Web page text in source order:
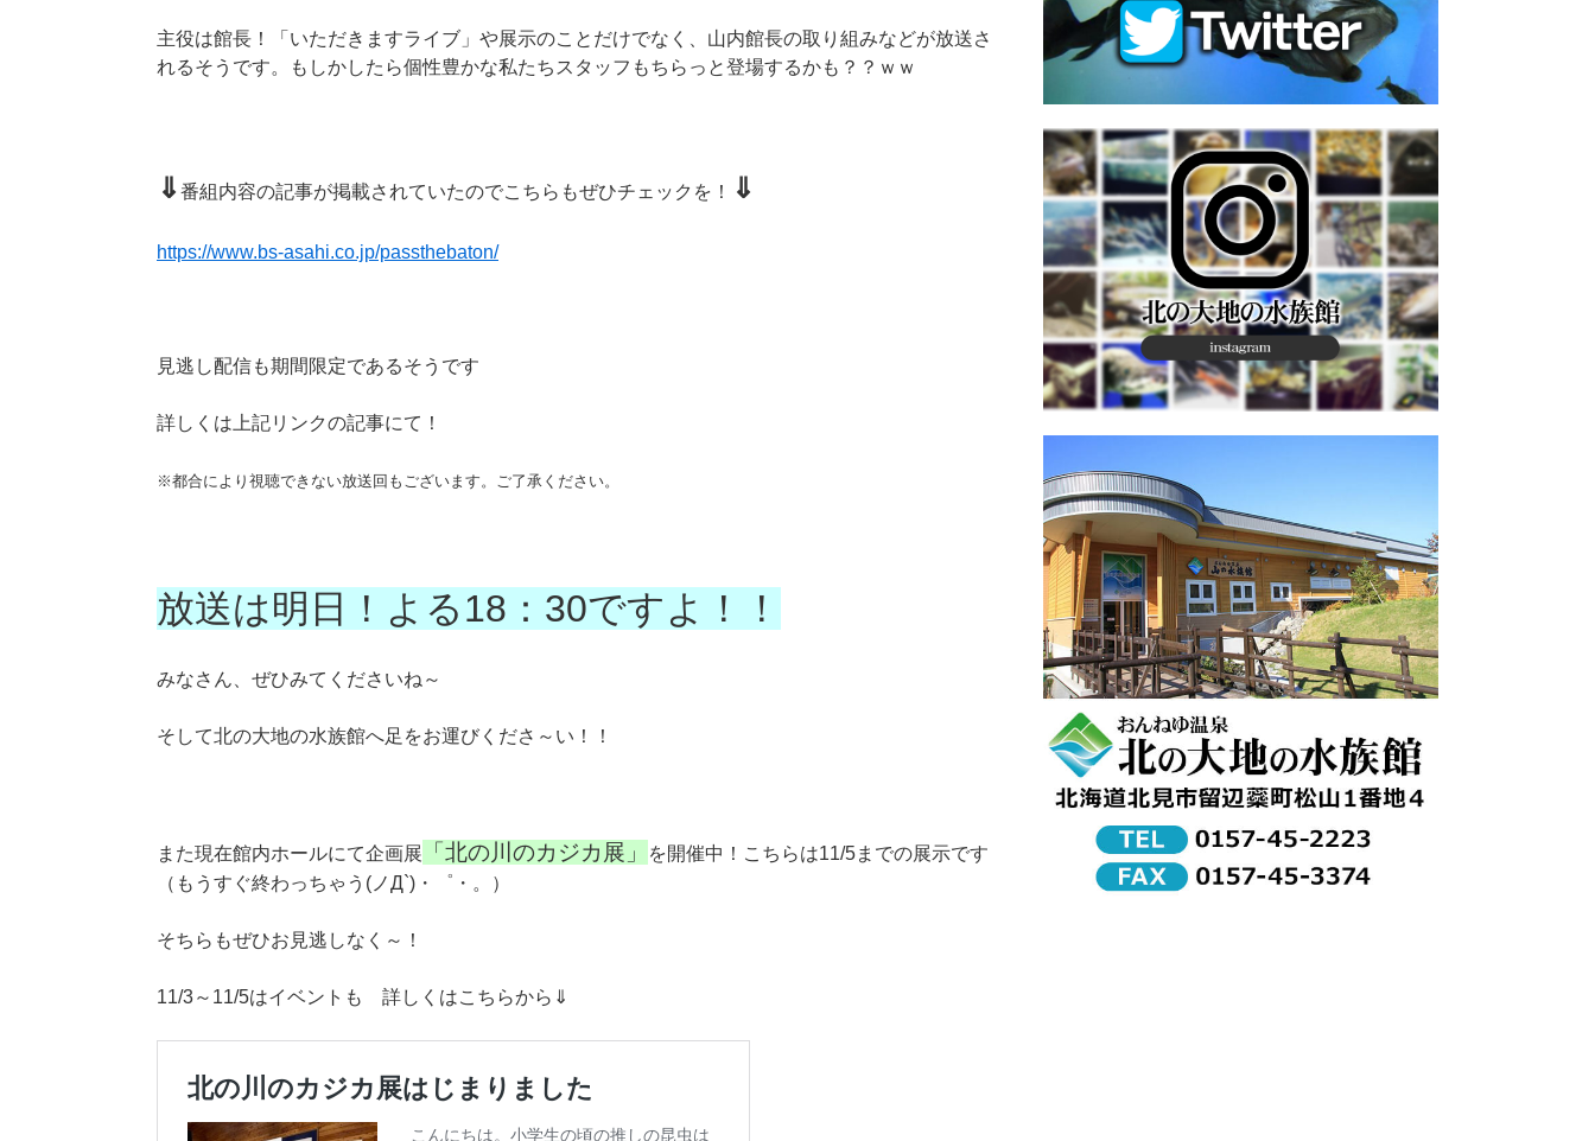
主役は館長！「いただきますライブ」や展示のことだけでなく、山内館長の取り組みなどが放送さ
れるそうです。もしかしたら個性豊かな私たちスタッフもちらっと登場するかも？？ｗｗ
⇓ 番組内容の記事が掲載されていたのでこちらもぜひチェックを！ ⇓
https://www.bs-asahi.co.jp/passthebaton/
見逃し配信も期間限定であるそうです
詳しくは上記リンクの記事にて！
※都合により視聴できない放送回もございます。ご了承ください。
放送は明日！よる18：30ですよ！！
みなさん、ぜひみてくださいね～
そして北の大地の水族館へ足をお運びくださ～い！！
また現在館内ホールにて企画展 「北の川のカジカ展」
を開催中！こちらは11/5までの展示です
（もうすぐ終わっちゃう(ノД`)・゜・。）
そちらもぜひお見逃しなく～！
11/3～11/5はイベントも 詳しくはこちらから⇓